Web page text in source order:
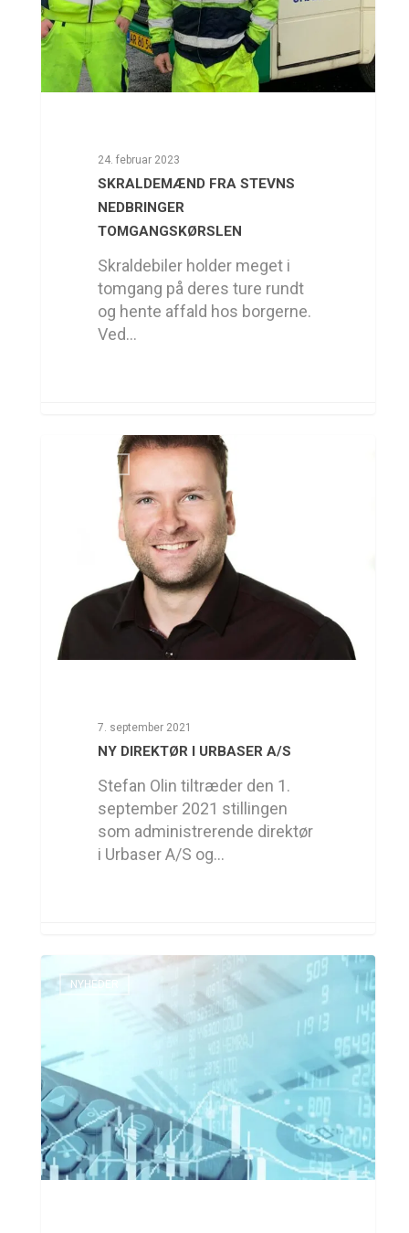
24. februar 2023
SKRALDEMÆND FRA STEVNS
NEDBRINGER
TOMGANGSKØRSLEN
Skraldebiler holder meget i
tomgang på deres ture rundt
og hente affald hos borgerne.
Ved…
NYHEDER
7. september 2021
NY DIREKTØR I URBASER A/S
Stefan Olin tiltræder den 1.
september 2021 stillingen
som administrerende direktør
i Urbaser A/S og…
NYHEDER